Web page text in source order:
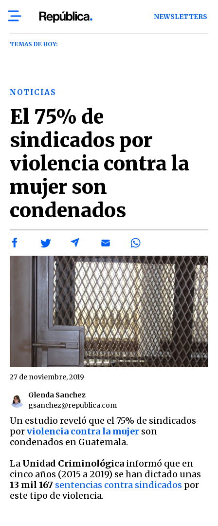
NEWSLETTERS
TEMAS DE HOY:
NOTICIAS
El 75% de
sindicados por
violencia contra la
mujer son
condenados
Glenda Sanchez
gsanchez@republica.com
27 de noviembre, 2019
Un estudio reveló que el 75% de sindicados
porviolencia contra la mujer son
condenados en Guatemala.
La Unidad Criminológica informó que en
cinco años (2015 a 2019) se han dictado unas
13 mil 167 sentencias contra sindicados por
este tipo de violencia.